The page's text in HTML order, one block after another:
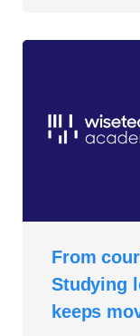
From
Studying
keeps